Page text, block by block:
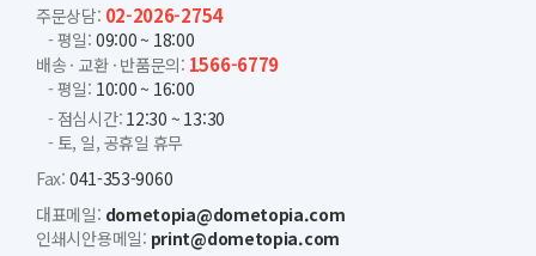
주문상담: 02-2026-2754
- 평일: 09:00 ~ 18:00
배송 · 교환 · 반품문의: 1566-6779
- 평일: 10:00 ~ 16:00
- 점심시간: 12:30 ~ 13:30
- 토, 일, 공휴일 휴무
Fax: 041-353-9060
대표메일: dometopia@dometopia.com
인쇄시안용메일: print@dometopia.com